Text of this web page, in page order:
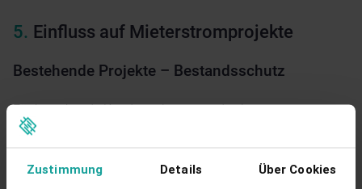
Zustimmung Details Über Cookies
Einfluss auf Mieterstromprojekte
Bestehende Projekte – Bestandsschutz
Für bestehende Kundenanlagen wurde eine
Bestandsschutzregelung bis Ende 2029 eingeführt. Das
bisherigen Modus weiterbetrieben werden. PV-Strom darf